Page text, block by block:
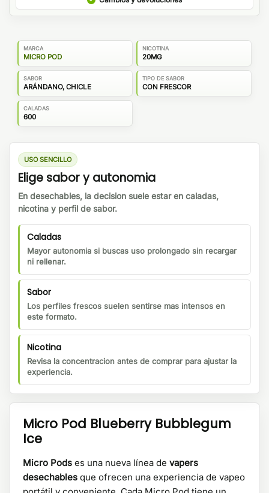
MARCA
MICRO POD
NICOTINA
20MG
SABOR
ARÁNDANO, CHICLE
TIPO DE SABOR
CON FRESCOR
CALADAS
600
USO SENCILLO
Elige sabor y autonomia
En desechables, la decision suele estar en caladas,
nicotina y perfil de sabor.
Caladas
Mayor autonomia si buscas uso prolongado sin recargar
ni rellenar.
Sabor
Los perfiles frescos suelen sentirse mas intensos en
este formato.
Nicotina
Revisa la concentracion antes de comprar para ajustar la
experiencia.
Micro Pod Blueberry Bubblegum
Ice
Micro Pods es una nueva línea de vapers
desechables que ofrecen una experiencia de vapeo